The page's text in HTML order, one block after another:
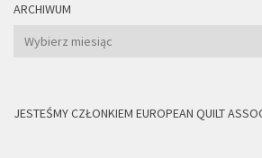
ARCHIWUM
Archiwum
JESTEŚMY CZŁONKIEM EUROPEAN QUILT